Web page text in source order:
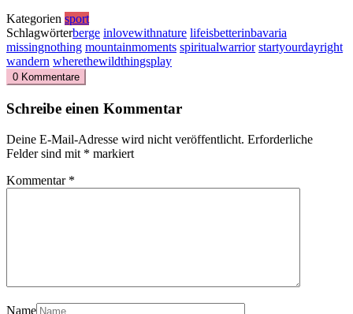
Kategorien sport
Schlagwörterberge inlovewithnature lifeisbetterinbavaria
missingnothing mountainmoments spiritualwarrior startyourdayright
wandern wherethewildthingsplay
0 Kommentare
Schreibe einen Kommentar
Deine E-Mail-Adresse wird nicht veröffentlicht. Erforderliche
Felder sind mit * markiert
Kommentar *
Name